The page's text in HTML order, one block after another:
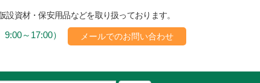
資材・保安用品などを取り扱っております。
～17:00） メールでのお問い合わせ